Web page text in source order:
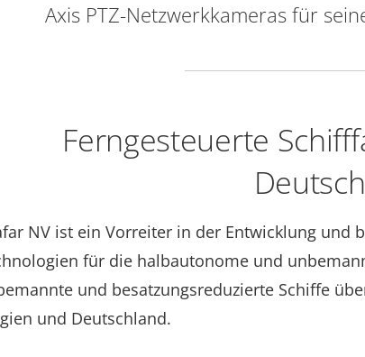
Axis PTZ-Netzwerkkameras für
Ferngesteuerte
NV ist ein Vorreiter in der Entwicklung
für die halbautonome und
und besatzungsreduzierte Schiffe
und Deutschland.